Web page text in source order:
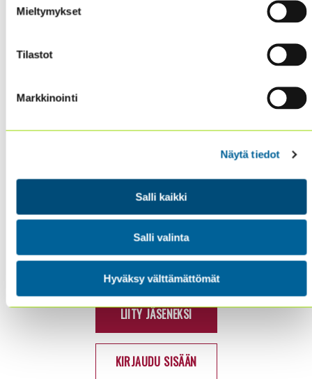
Mieltymykset
Tilastot
Markkinointi
Näytä tiedot
Salli kaikki
Salli valinta
Hyväksy välttämättömät
Sisäiset tarkastajat ry / Oy Inreviso Ab
Seuraa meitä: LinkedIn
X
LIITY JÄSENEKSI
KIRJAUDU SISÄÄN